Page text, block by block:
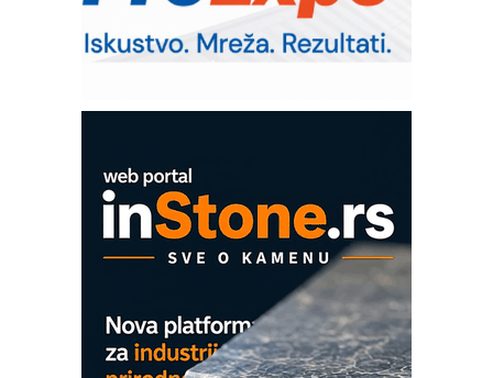
RMQ-TITAN ADVANCED INDICATOR
– Pametna signalizacija za efikasnije
upravljanje mašinama
era CNC merenja
Proizvodnja iC7 Hybrid 1500 VDC
mrežnog pretvarača sa tečnim
hlađenjem
COMBYPACK
EVOKS Maintenance Management